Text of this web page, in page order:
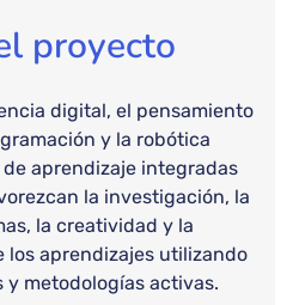
proyecto
digital, el pensamiento
y la robótica
aprendizaje integradas
la investigación, la
la creatividad y la
aprendizajes utilizando
metodologías activas.